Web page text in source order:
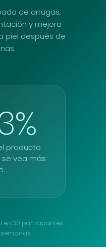
de arrugas,
y mejora
piel después de
producto
vea más
en 30 participantes
semanas